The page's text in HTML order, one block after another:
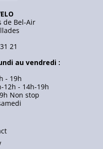
de Bel-Air
21
au vendredi :
- 19h
12h - 14h-19h
Non stop